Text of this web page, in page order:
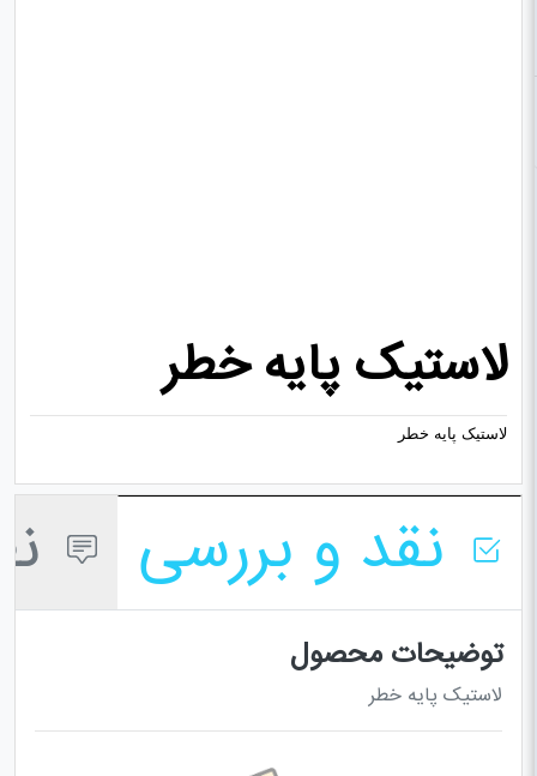
لاستیک پایه خطر
لاستیک پایه خطر
نقد و بررسی
توضیحات محصول
لاستیک پایه خطر